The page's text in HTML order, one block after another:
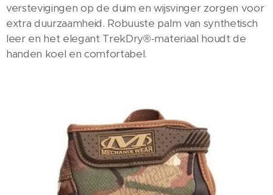
verstevigingen op de duim en wijsvinger zorgen voor
extra duurzaamheid. Robuuste palm van synthetisch
leer en het elegant TrekDry®-materiaal houdt de
handen koel en comfortabel.